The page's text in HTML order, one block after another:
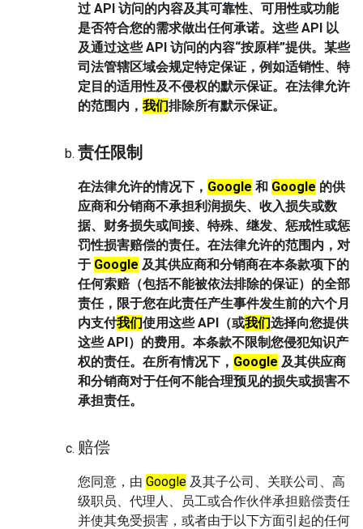
过 API 访问的内容及其可靠性、可用性或功能
是否符合您的需求做出任何承诺。这些 API 以
及通过这些 API 访问的内容“按原样”提供。某些
司法管辖区域会规定特定保证，例如适销性、特
定目的适用性及不侵权的默示保证。在法律允许
的范围内， 我们排除所有默示保证。
责任限制
在法律允许的情况下， Google 和 Google 的供
应商和分销商不承担利润损失、收入损失或数
据、财务损失或间接、特殊、继发、惩戒性或惩
罚性损害赔偿的责任。在法律允许的范围内，对
于 Google 及其供应商和分销商在本条款项下的
任何索赔（包括不能被依法排除的保证）的全部
责任，限于您在此责任产生事件发生前的六个月
内支付我们使用这些 API（或我们选择向您提供
这些 API）的费用。本条款不限制您侵犯知识产
权的责任。在所有情况下， Google 及其供应商
和分销商对于任何不能合理预见的损失或损害不
承担责任。
赔偿
您同意，由 Google 及其子公司、关联公司、高
级职员、代理人、员工或合作伙伴承担赔偿责任
并使其免受损害，或者由于以下方面引起的任何